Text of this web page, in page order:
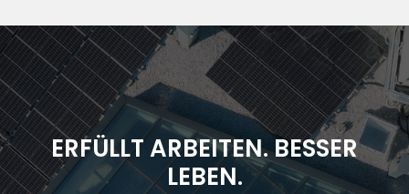
ERFÜLLT ARBEITEN. BESSER
LEBEN.